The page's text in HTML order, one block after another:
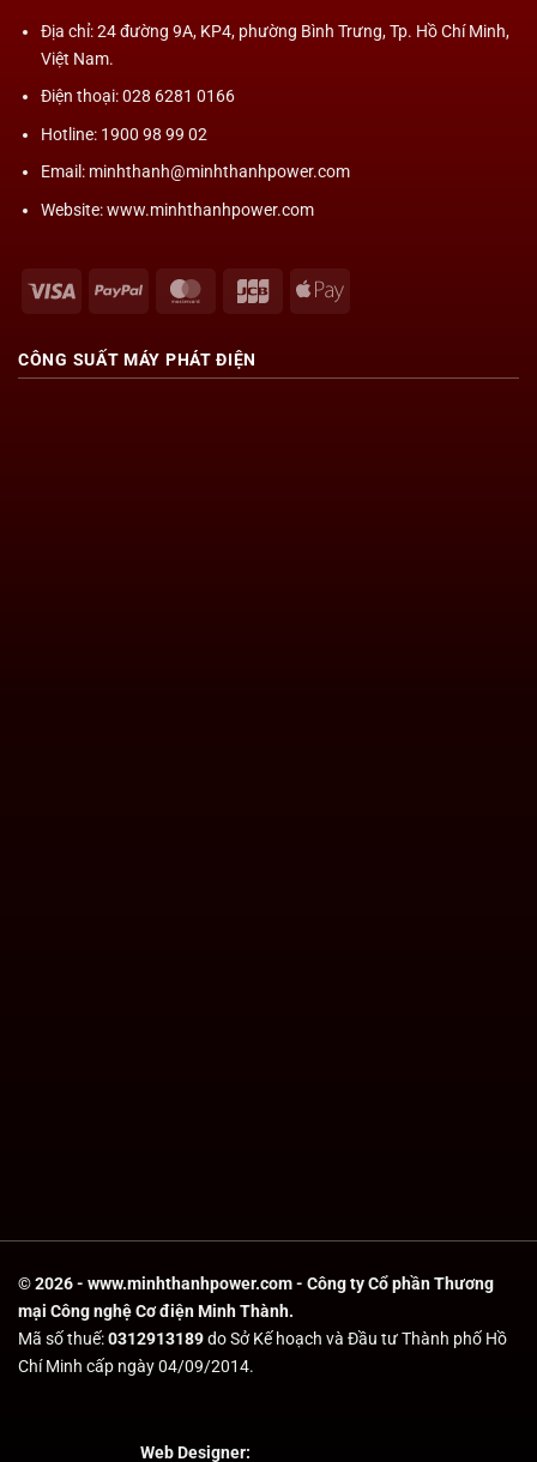
Địa chỉ: 24 đường 9A, KP4, phường Bình Trưng, Tp. Hồ Chí Minh,
Việt Nam.
Điện thoại: 028 6281 0166
Hotline: 1900 98 99 02
Email: minhthanh@minhthanhpower.com
Website: www.minhthanhpower.com
Visa PayPal MasterCard
JCB
Apple
CÔNG SUẤTMÁY PHÁT ĐIỆN
© 2026 - www.minhthanhpower.com - Công ty Cổ phần Thương
mại Công nghệ Cơ điện Minh Thành.
Mã số thuế:0312913189do Sở Kế hoạch và Đầu tư Thành phố Hồ
Chí Minh cấp ngày 04/09/2014.
Web Designer: